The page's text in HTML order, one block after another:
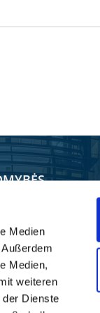
Medien
Medien,
weiteren
Dienste
Programėlės